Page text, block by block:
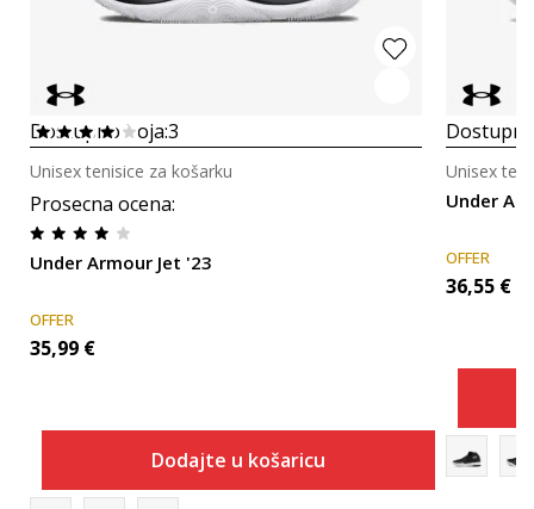
Dostupno boja:3
Prosecna ocena:
Under Armour Jet '23
Unisex tenisice za košarku
OFFER
35,99 €
Dodajte u košaricu
Under
Unisex
OFFER
36,55 €